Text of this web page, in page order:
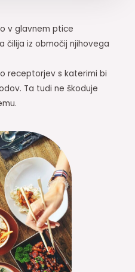
v glavnem ptice
čilija iz območij njihovega
receptorjev s katerimi bi
Ta tudi ne škoduje